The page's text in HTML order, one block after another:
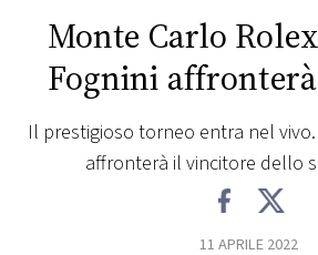
RADIO
WEB
RADIO
PLAYLIST
Monte Carlo
Fognini
Il prestigioso torneo entra nel
affronterà il vincitore dello
11 APRILE 2022